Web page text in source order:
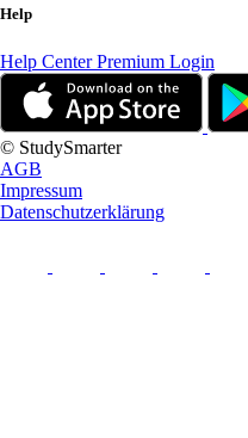
Help
Help CenterPremium Login
© StudySmarter
AGB
Impressum
Datenschutzerklärung